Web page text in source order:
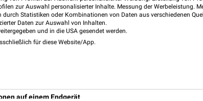
zur Auswahl personalisierter Inhalte. Messung der Werbeleistung.
Statistiken oder Kombinationen von Daten aus verschiedenen
Daten zur Auswahl von Inhalten.
und in die USA gesendet werden.
für diese Website/App.
auf einem Endgerät